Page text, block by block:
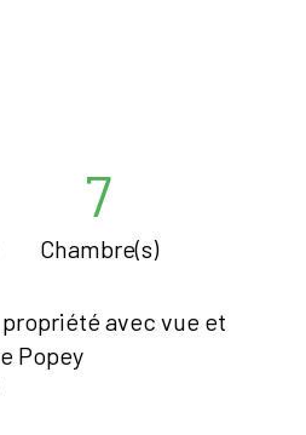
7
Chambre(s)
avec vue et
Popey